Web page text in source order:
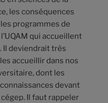
les conséquences
programmes de
qui accueillent
Il deviendrait très
accueillir dans nos
dont les
devant
Il faut rappeler